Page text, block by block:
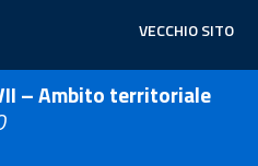
VECCHIO SITO
– Ambito territoriale